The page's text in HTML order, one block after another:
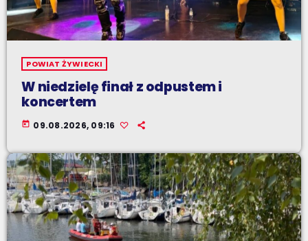
POWIAT ŻYWIECKI
W niedzielę finał z odpustem i
koncertem
today 09.08.2026, 09:16